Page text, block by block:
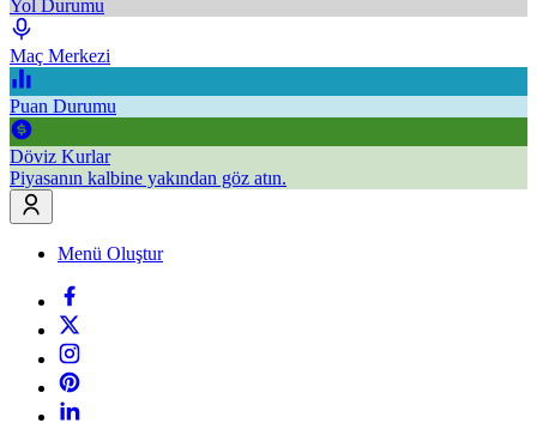
Yol Durumu
Maç Merkezi
Puan Durumu
Döviz Kurlar
Piyasanın kalbine yakından göz atın.
Menü Oluştur